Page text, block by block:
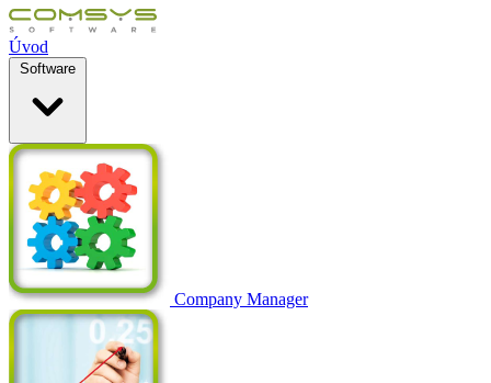
Úvod
Software
Company Manager